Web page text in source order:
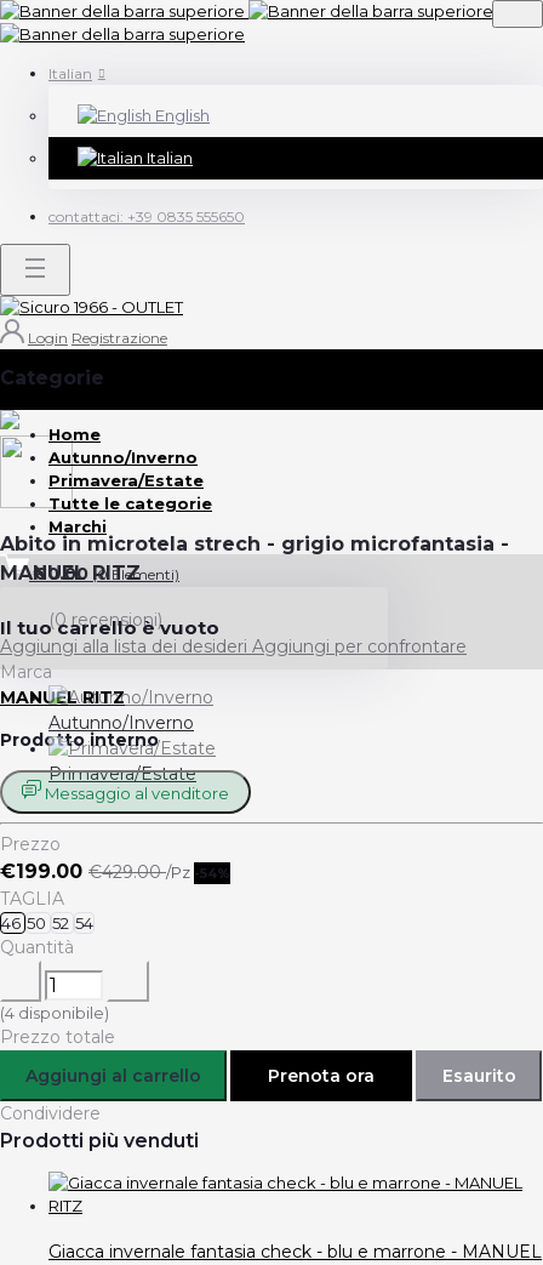
Italian
English
Italian
contattaci: +39 0835 555650
Login Registrazione
Categorie
Home
Autunno/Inverno
Primavera/Estate
Tutte le categorie
Marchi
€0.00 (0 Elementi)
Il tuo carrello è vuoto
Autunno/Inverno
Primavera/Estate
Abito in microtela strech - grigio microfantasia -
MANUEL RITZ
(0 recensioni)
Aggiungi alla lista dei desideri Aggiungi per confrontare
Marca
MANUEL RITZ
Prodotto interno
Messaggio al venditore
Prezzo
€199.00 €429.00/Pz -54%
TAGLIA
4650 52 54
Quantità
(4 disponibile)
Prezzo totale
Aggiungi al carrello
Prenota ora
Esaurito
Condividere
Prodotti più venduti
Giacca invernale fantasia check - blu e marrone - MANUEL